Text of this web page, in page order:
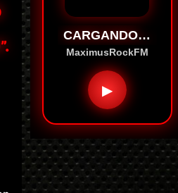
CARGANDO…
MaximusRockFM
▶